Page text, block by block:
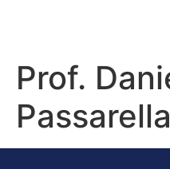
Prof.
Passarella